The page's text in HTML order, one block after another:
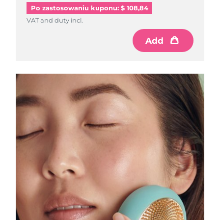
Po zastosowaniu kuponu: $ 108,84
VAT and duty incl.
Add
Izrael
Oczekiwany czas dostawy
Japonia
Oczekiwany czas dostawy
8/11/26
Jersey
Oczekiwany czas dostawy
8/13/26
Kazachstan
Oczekiwany czas dostawy
8/10/26
Kuwejt
Oczekiwany czas dostawy
8/8/26
Łotwa
Oczekiwany czas dostawy
8/8/26